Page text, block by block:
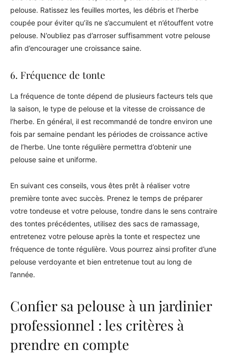
pelouse. Ratissez les feuilles mortes, les débris et l’herbe
coupée pour éviter qu’ils ne s’accumulent et n’étouffent votre
pelouse. N’oubliez pas d’arroser suffisamment votre pelouse
afin d’encourager une croissance saine.
6. Fréquence de tonte
La fréquence de tonte dépend de plusieurs facteurs tels que
la saison, le type de pelouse et la vitesse de croissance de
l’herbe. En général, il est recommandé de tondre environ une
fois par semaine pendant les périodes de croissance active
de l’herbe. Une tonte régulière permettra d’obtenir une
pelouse saine et uniforme.
En suivant ces conseils, vous êtes prêt à réaliser votre
première tonte avec succès. Prenez le temps de préparer
votre tondeuse et votre pelouse, tondre dans le sens contraire
des tontes précédentes, utilisez des sacs de ramassage,
entretenez votre pelouse après la tonte et respectez une
fréquence de tonte régulière. Vous pourrez ainsi profiter d’une
pelouse verdoyante et bien entretenue tout au long de
l’année.
Confier sa pelouse à un jardinier
professionnel : les critères à
prendre en compte